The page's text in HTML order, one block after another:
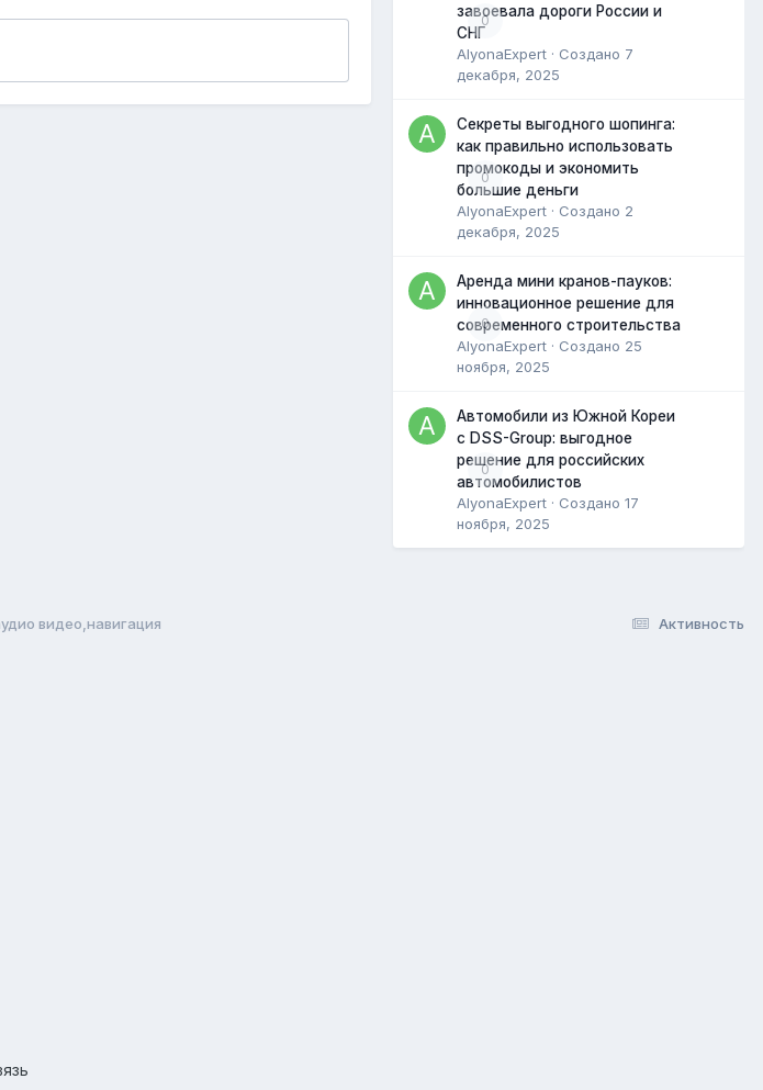
0
завоевала дороги России и
СНГ
AlyonaExpert · Создано 7
декабря, 2025
0
Секреты выгодного шопинга:
как правильно использовать
промокоды и экономить
большие деньги
AlyonaExpert · Создано 2
декабря, 2025
0
Аренда мини кранов-пауков:
инновационное решение для
современного строительства
AlyonaExpert · Создано 25
ноября, 2025
0
Автомобили из Южной Кореи
с DSS-Group: выгодное
решение для российских
автомобилистов
AlyonaExpert · Создано 17
ноября, 2025
Активность
видео,навигация